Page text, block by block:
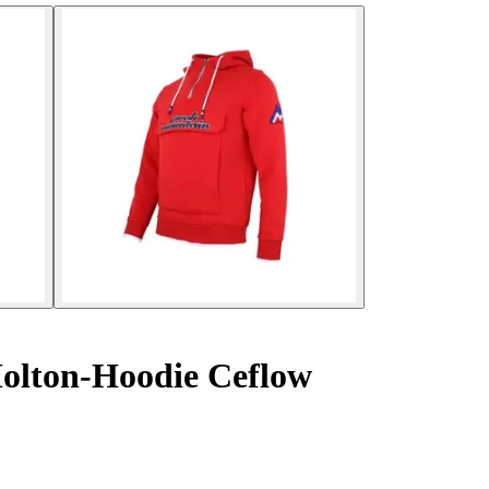
Hoodie Ceflow